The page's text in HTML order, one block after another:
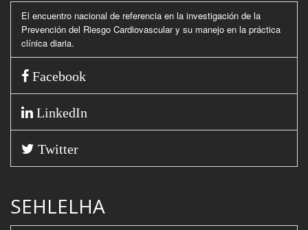
El encuentro nacional de referencia en la investigación de la
Prevención del Riesgo Cardiovascular y su manejo en la práctica
clínica diaria.
Facebook
LinkedIn
Twitter
SEHLELHA